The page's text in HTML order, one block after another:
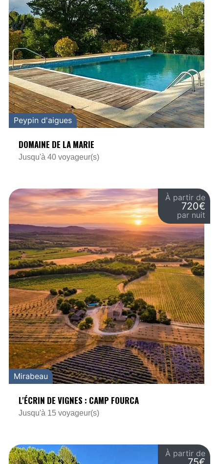
Peypin d'aigues
DOMAINE DE LA MARIE
Jusqu'à 40 voyageur(s)
À partir de
720€
par nuit
Mirabeau
L'ÉCRIN DE VIGNES : CAMP FOURCA
Jusqu'à 15 voyageur(s)
À partir de